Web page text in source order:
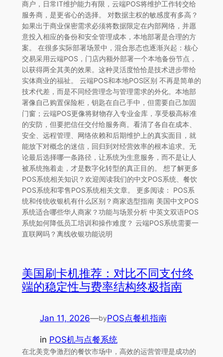
商户，日常IT维护能力有限，云端POS将维护工作转交给
服务商，是更省心的选择。 对数据主权的敏感度有多高？
如果出于商业保密需求必须将数据限定在内部网络，并愿
意投入相应的备份和安全管理成本，本地部署是合理的方
案。 在很多实际部署场景中，混合形态也逐渐兴起：核心
交易采用云端POS，门店内额外部署一个本地备份节点，
以获得两全其美的效果。这种灵活度恰恰是技术进步带给
实体商业的福祉。 云端POS和本地POS区别 不再是简单的
技术代差，而是不同经营理念与管理需求的外化。本地部
署像自己购置保险柜，钥匙在自己手中，但需要自己加固
门窗；云端POS更像将财物存入专业金库，享受极高标准
的安防，但要把信任交付给服务商。看清了各自在成本、
安全、远程管理、网络依赖和后期维护上的真实面目，就
能放下对概念的迷信，回归到对经营效率的根本追求。无
论最后选择哪一条路径，让系统为生意服务，而不是让人
被系统拖着走，才是数字化转型的真正目的。 想了解更多
POS系统相关知识？欢迎阅读我们的中文POS系统、餐饮
POS系统和零售POS系统相关文章。 更多阅读： POS系
统和传统收银机有什么区别？商家选型指南 美国中文POS
系统适合哪些华人商家？功能与场景分析 中英文双语POS
系统如何降低员工培训和操作难度？ 云端POS系统需要一
直联网吗？离线收银功能说明
美国刷卡机推荐：对比不同支付终
端的稳定性与费率结构终极指南
Jan 11, 2026—byPOS点餐机指南
in POS机与点餐系统
在北美竞争激烈的餐饮市场中，高效的运营管理是成功的